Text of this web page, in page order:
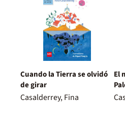
Cuando la Tierra se olvidó
de girar
Casalderrey, Fina
El